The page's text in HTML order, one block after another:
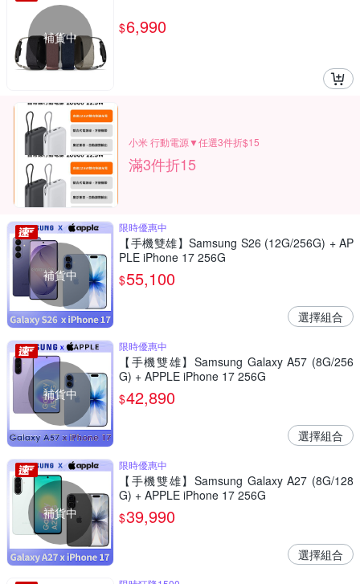
補貨中
$6,990
小米 行動電源▼任選3件折$15
滿3件折15
補貨中
限時優惠中
【手機雙雄】Samsung S26 (12G/256G) + AP
PLE iPhone 17 256G
$55,100
選擇組合
補貨中
限時優惠中
【手機雙雄】Samsung Galaxy A57 (8G/256
G) + APPLE iPhone 17 256G
$42,890
選擇組合
補貨中
限時優惠中
【手機雙雄】Samsung Galaxy A27 (8G/128
G) + APPLE iPhone 17 256G
$39,990
選擇組合